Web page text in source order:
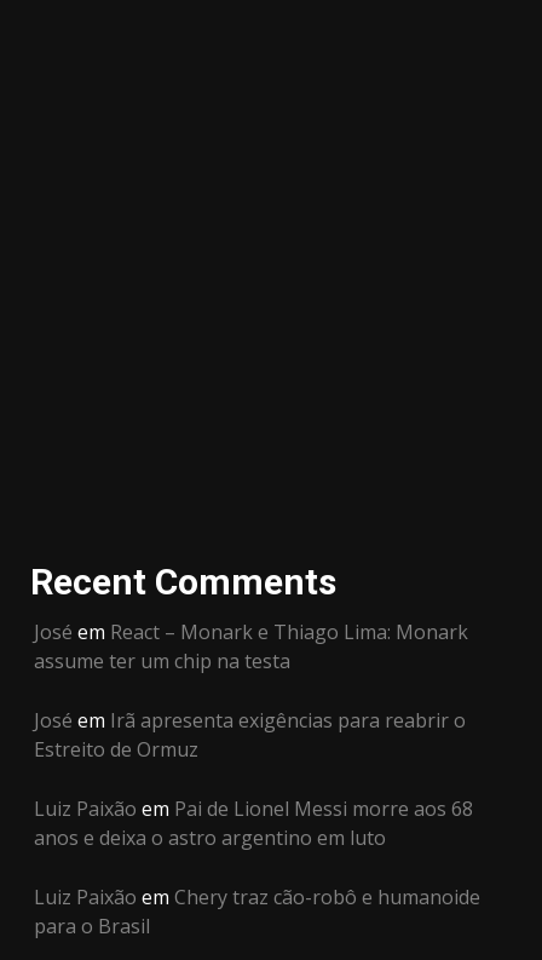
Recent Comments
José em React – Monark e Thiago Lima: Monark
assume ter um chip na testa
José em Irã apresenta exigências para reabrir o
Estreito de Ormuz
Luiz Paixão em Pai de Lionel Messi morre aos 68
anos e deixa o astro argentino em luto
Luiz Paixão em Chery traz cão-robô e humanoide
para o Brasil